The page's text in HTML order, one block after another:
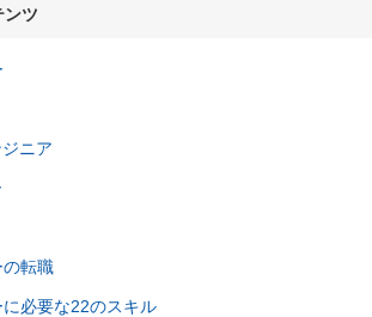
ンツ
ニア
転職
必要な22のスキル